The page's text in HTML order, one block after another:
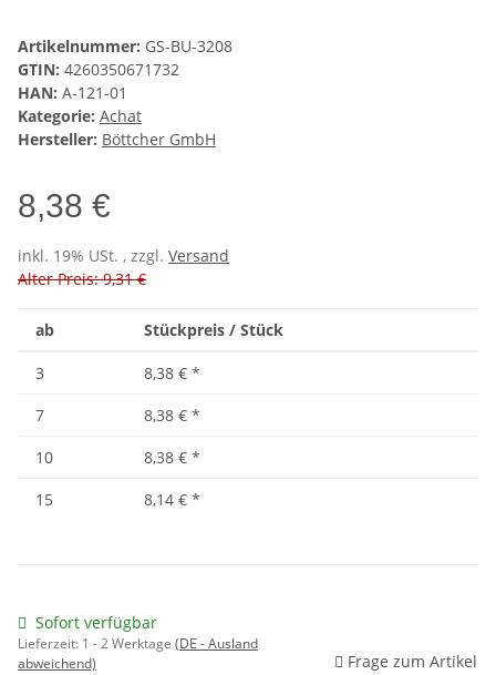
Artikelnummer: GS-BU-3208
GTIN: 4260350671732
HAN: A-121-01
Kategorie: Achat
Hersteller: Böttcher GmbH
8,38 €
inkl. 19% USt. , zzgl. Versand
Alter Preis: 9,31 €
ab Stückpreis / Stück
3 8,38 € *
7
8,38 € *
10
8,38 € *
15
8,14 € *
Sofort verfügbar
Lieferzeit: 1 - 2 Werktage (DE - Ausland
abweichend)
Frage zum Artikel